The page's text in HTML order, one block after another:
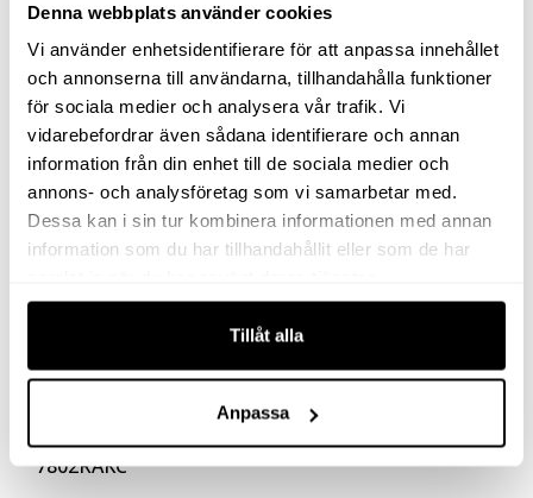
Denna webbplats använder cookies
Vi använder enhetsidentifierare för att anpassa innehållet
och annonserna till användarna, tillhandahålla funktioner
för sociala medier och analysera vår trafik. Vi
vidarebefordrar även sådana identifierare och annan
information från din enhet till de sociala medier och
annons- och analysföretag som vi samarbetar med.
Dessa kan i sin tur kombinera informationen med annan
information som du har tillhandahållit eller som de har
Tillåt alla
Anpassa
Det ursprungliga priset var: 5 725 kr.
Det nuvarande priset är: 3 764 kr.
( 4 705kr inkl moms)
Köp
( 47 913.75krinkl moms)
Köp
BORRMASKIN
7802RAKC
SLIPMASKIN 4152-HL